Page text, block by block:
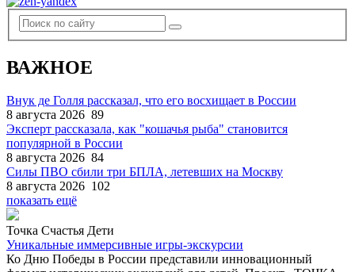
ВАЖНОЕ
Внук де Голля рассказал, что его восхищает в России
8 августа 2026 89
Эксперт рассказала, как "кошачья рыба" становится
популярной в России
8 августа 2026 84
Силы ПВО сбили три БПЛА, летевших на Москву
8 августа 2026 102
показать ещё
Точка Счастья Дети
Уникальные иммерсивные игры-экскурсии
Ко Дню Победы в России представили инновационный